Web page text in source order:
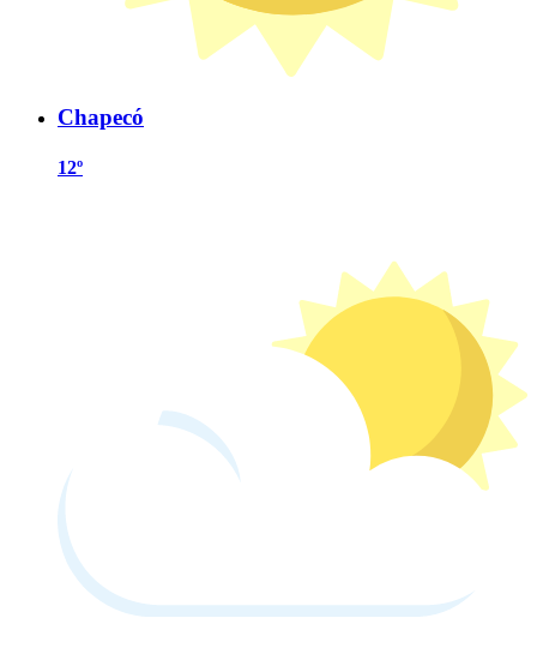
Chapecó
12º